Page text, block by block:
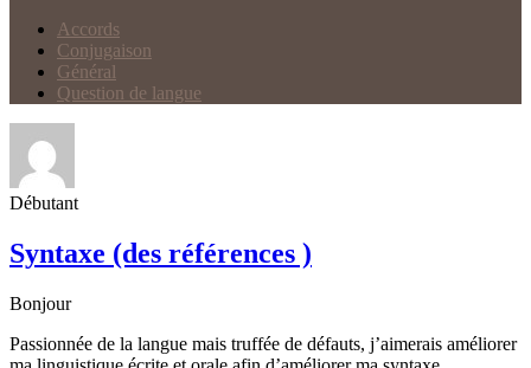
Accords
Conjugaison
Général
Question de langue
Débutant
Syntaxe (des références )
Bonjour
Passionnée de la langue mais truffée de défauts, j’aimerais améliorer